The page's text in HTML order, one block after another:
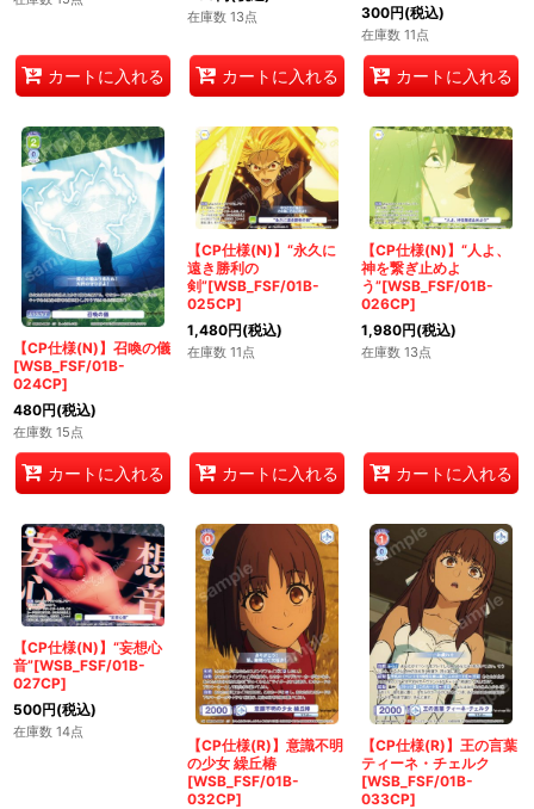
カートに入れる
在庫数 13点
カートに入れる
300円(税込)
在庫数 11点
カートに入れる
【CP仕様(N)】召喚の儀
[WSB_FSF/01B-
024CP]
480円(税込)
在庫数 15点
カートに入れる
【CP仕様(N)】“永久に
遠き勝利の
剣”[WSB_FSF/01B-
025CP]
1,480円(税込)
在庫数 11点
カートに入れる
【CP仕様(N)】“人よ、
神を繋ぎ止めよ
う”[WSB_FSF/01B-
026CP]
1,980円(税込)
在庫数 13点
カートに入れる
【CP仕様(N)】“妄想心
音”[WSB_FSF/01B-
027CP]
500円(税込)
在庫数 14点
【CP仕様(R)】意識不明
の少女 繰丘椿
[WSB_FSF/01B-
032CP]
【CP仕様(R)】王の言葉
ティーネ・チェルク
[WSB_FSF/01B-
033CP]